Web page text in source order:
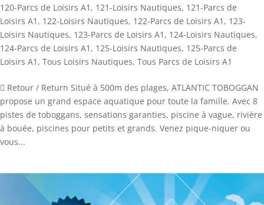
120-Parcs de Loisirs A1 , 121-Loisirs Nautiques, 121-Parcs de
Loisirs A1 , 122-Loisirs Nautiques, 122-Parcs de Loisirs A1 , 123-
Loisirs Nautiques, 123-Parcs de Loisirs A1 , 124-Loisirs Nautiques,
124-Parcs de Loisirs A1 , 125-Loisirs Nautiques, 125-Parcs de
Loisirs A1 , Tous Loisirs Nautiques, Tous Parcs de Loisirs A1
 Retour / Return Situé à 500m des plages, ATLANTIC TOBOGGAN
propose un grand espace aquatique pour toute la famille. Avec 8
pistes de toboggans, sensations garanties, piscine à vague, rivière
à bouée, piscines pour petits et grands. Venez pique-niquer ou
vous...